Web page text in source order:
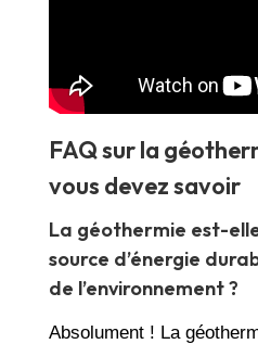
FAQ sur la
vous devez savoir
La géothermie est-
source d’énergie
de l’environnement ?
Absolument ! La